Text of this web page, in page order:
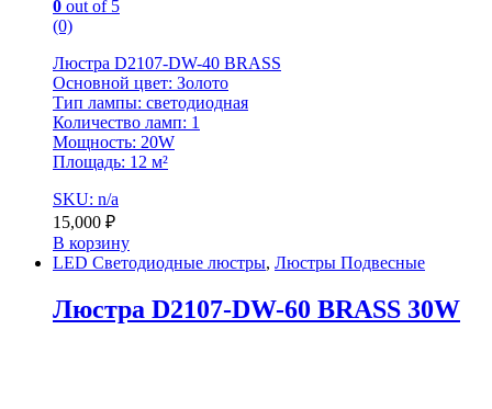
0 out of 5
(0)
Люстра D2107-DW-40 BRASS
Основной цвет: Золото
Тип лампы: светодиодная
Количество ламп: 1
Мощность: 20W
Площадь: 12 м²
SKU: n/a
15,000 ₽
В корзину
LED Светодиодные люстры, Люстры Подвесные
Люстра D2107-DW-60 BRASS 30W